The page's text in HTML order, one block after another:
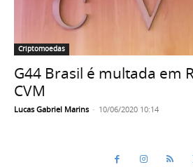
Criptomoedas
G44 Brasil é multada em
CVM
Lucas Gabriel Marins - 10/06/2020 10:14